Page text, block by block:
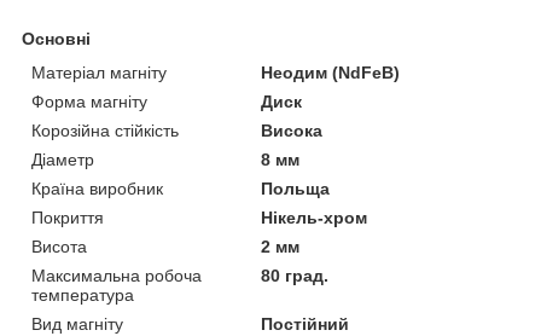
Основні
Матеріал магніту
Неодим (NdFeB)
Форма магніту
Диск
Корозійна стійкість
Висока
Діаметр
8 мм
Країна виробник
Польща
Покриття
Нікель-хром
Висота
2 мм
Максимальна робоча
температура
80 град.
Вид магніту Постійний